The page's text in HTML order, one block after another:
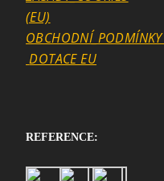
(EU)
OBCHODNÍ_PODMÍNKY
DOTACE EU
REFERENCE: